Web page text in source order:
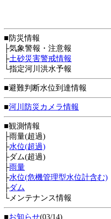
■防災情報
├気象警報・注意報
├土砂災害警戒情報
└指定河川洪水予報
■避難判断水位到達情報
■河川防災カメラ情報
■観測情報
├雨量(超過)
├水位(超過)
├ダム(超過)
├雨量
├水位(危機管理型水位計含む)
├ダム
└メンテナンス情報
■お知らせ(03/14)